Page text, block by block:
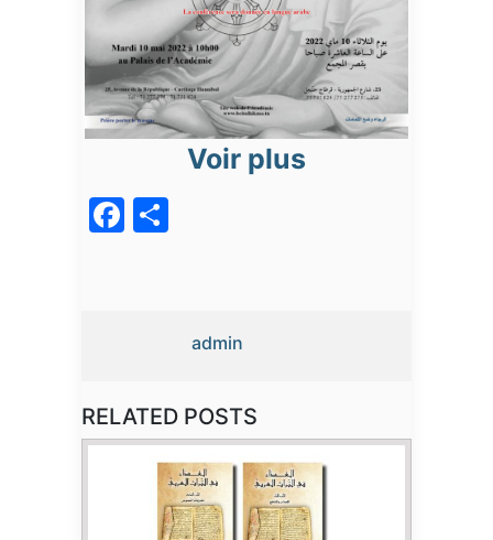
Voir plus
Facebook
admin
RELATED POSTS